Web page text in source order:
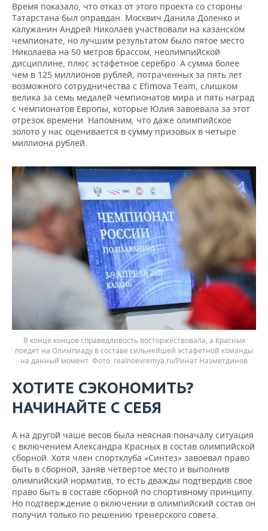
Время показало, что отказ от этого проекта со стороны
Татарстана был оправдан. Москвич Данила Доленко и
калужанин Андрей Николаев участвовали на казанском
чемпионате, но лучшим результатом было пятое место
Николаева на 50 метров брассом, неолимпийской
дисциплине, плюс эстафетное серебро. А сумма более
чем в 125 миллионов рублей, потраченных за пять лет
возможного сотрудничества с Efimova Team, слишком
велика за семь медалей чемпионатов мира и пять наград
с чемпионатов Европы, которые Юлия завоевала за этот
отрезок времени. Напомним, что даже олимпийское
золото у нас оценивается в сумму призовых в четыре
миллиона рублей.
В конце концов справедливость восторжествовала, а Красных
поедет на Олимпиаду в составе сильнейшей эстафетной команды
на данный момент.
realnoevremya.ru/Ринат Назметдинов
ХОТИТЕ СЭКОНОМИТЬ?
НАЧИНАЙТЕ С СЕБЯ
А на другой чаше весов была неясная поначалу ситуация
с включением Александра Красных в состав олимпийской
сборной. Хотя член спортклуба «Синтез» завоевал право
быть в сборной, заняв четвертое место и выполнив
олимпийский норматив, то есть дважды подтвердив свое
право быть в составе сборной по спортивному принципу.
Но подтверждение о включении в олимпийский состав он
получил только по решению тренерского совета.